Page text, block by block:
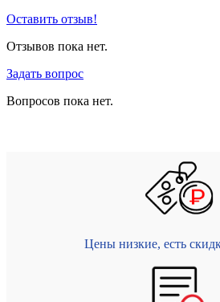
Оставить отзыв!
Отзывов пока нет.
Задать вопрос
Вопросов пока нет.
Цены низкие, есть